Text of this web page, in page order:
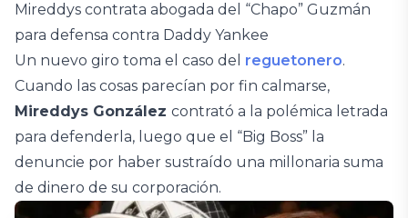
Mireddys contrata abogada del “Chapo” Guzmán
para defensa contra Daddy Yankee
Un nuevo giro toma el caso del reguetonero.
Cuando las cosas parecían por fin calmarse,
Mireddys González contrató a la polémica letrada
para defenderla, luego que el “Big Boss” la
denuncie por haber sustraído una millonaria suma
de dinero de su corporación.